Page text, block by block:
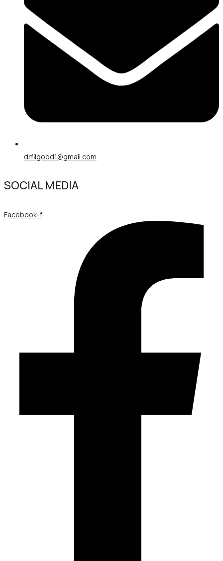
drfilgood1@gmail.com
SOCIAL MEDIA
Facebook-f